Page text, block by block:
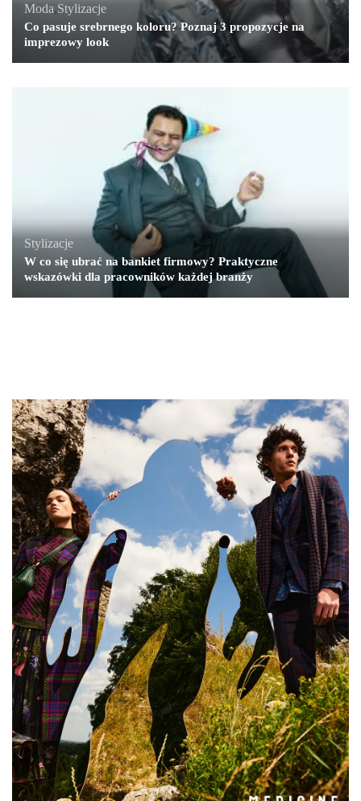
Moda,Stylizacje
Co pasuje srebrnego koloru? Poznaj 3 propozycje na
imprezowy look
Stylizacje
W co się ubrać na bankiet firmowy? Praktyczne
wskazówki dla pracowników każdej branży